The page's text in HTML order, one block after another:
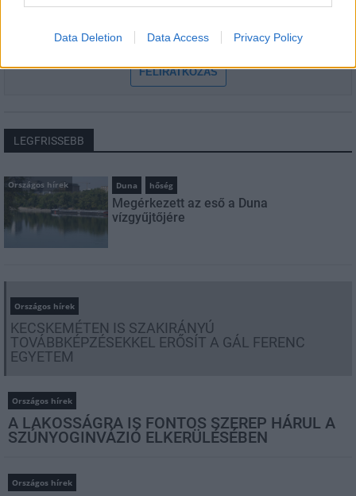
Data Deletion Data Access Privacy Policy
szabályzatot!
FELIRATKOZÁS
LEGFRISSEBB
Országos hírek Duna hőség
Megérkezett az eső a Duna
vízgyűjtőjére
Országos hírek
KECSKEMÉTEN IS SZAKIRÁNYÚ
TOVÁBBKÉPZÉSEKKEL ERŐSÍT A GÁL FERENC
EGYETEM
Országos hírek
A LAKOSSÁGRA IS FONTOS SZEREP HÁRUL A
SZÚNYOGINVÁZIÓ ELKERÜLÉSÉBEN
Országos hírek